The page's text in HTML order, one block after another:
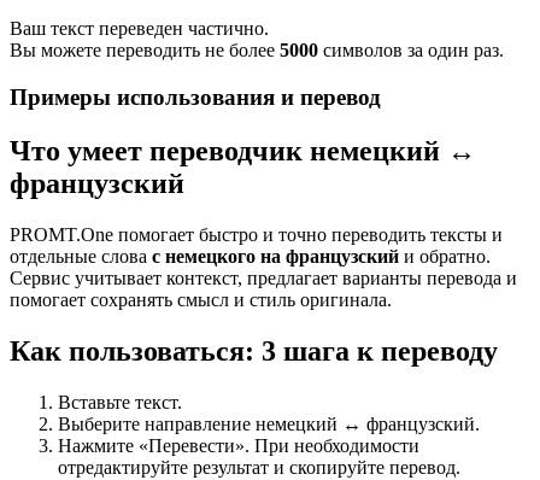
Ваш текст переведен частично.
Вы можете переводить не более 5000 символов за один раз.
Примеры использования и перевод
Что умеет переводчик немецкий ↔
французский
PROMT.One помогает быстро и точно переводить тексты и
отдельные слова с немецкого на французский и обратно.
Сервис учитывает контекст, предлагает варианты перевода и
помогает сохранять смысл и стиль оригинала.
Как пользоваться: 3 шага к переводу
Вставьте текст.
Выберите направление немецкий ↔ французский.
Нажмите «Перевести». При необходимости
отредактируйте результат и скопируйте перевод.